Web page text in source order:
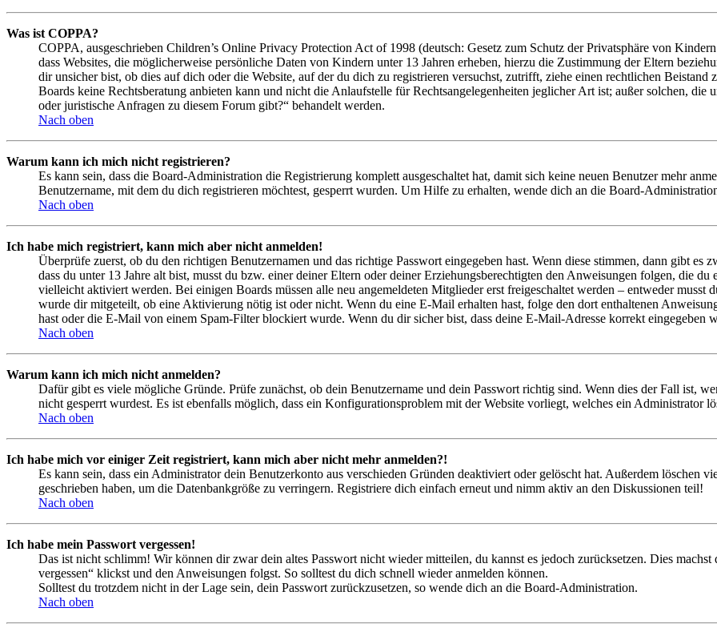
Was ist COPPA?
COPPA, ausgeschrieben Children’s Online Privacy Protection Act of 1998 (deutsch: Gesetz zum Schutz der Privatsphäre von
dass Websites, die möglicherweise persönliche Daten von Kindern unter 13 Jahren erheben, hierzu die Zustimmung der Eltern
dir unsicher bist, ob dies auf dich oder die Website, auf der du dich zu registrieren versuchst, zutrifft, ziehe einen rechtlichen
Boards keine Rechtsberatung anbieten kann und nicht die Anlaufstelle für Rechtsangelegenheiten jeglicher Art ist; außer solchen,
oder juristische Anfragen zu diesem Forum gibt?“ behandelt werden.
Nach oben
Warum kann ich mich nicht registrieren?
Es kann sein, dass die Board-Administration die Registrierung komplett ausgeschaltet hat, damit sich keine neuen Benutzer mehr
Benutzername, mit dem du dich registrieren möchtest, gesperrt wurden. Um Hilfe zu erhalten, wende dich an die Board-
Nach oben
Ich habe mich registriert, kann mich aber nicht anmelden!
Überprüfe zuerst, ob du den richtigen Benutzernamen und das richtige Passwort eingegeben hast. Wenn diese stimmen, dann gibt es
dass du unter 13 Jahre alt bist, musst du bzw. einer deiner Eltern oder deiner Erziehungsberechtigten den Anweisungen folgen, die
vielleicht aktiviert werden. Bei einigen Boards müssen alle neu angemeldeten Mitglieder erst freigeschaltet werden – entweder musst
wurde dir mitgeteilt, ob eine Aktivierung nötig ist oder nicht. Wenn du eine E-Mail erhalten hast, folge den dort enthaltenen
hast oder die E-Mail von einem Spam-Filter blockiert wurde. Wenn du dir sicher bist, dass deine E-Mail-Adresse korrekt eingegeben
Nach oben
Warum kann ich mich nicht anmelden?
Dafür gibt es viele mögliche Gründe. Prüfe zunächst, ob dein Benutzername und dein Passwort richtig sind. Wenn dies der Fall ist,
nicht gesperrt wurdest. Es ist ebenfalls möglich, dass ein Konfigurationsproblem mit der Website vorliegt, welches ein Administrator
Nach oben
Ich habe mich vor einiger Zeit registriert, kann mich aber nicht mehr anmelden?!
Es kann sein, dass ein Administrator dein Benutzerkonto aus verschieden Gründen deaktiviert oder gelöscht hat. Außerdem löschen
geschrieben haben, um die Datenbankgröße zu verringern. Registriere dich einfach erneut und nimm aktiv an den Diskussionen teil!
Nach oben
Ich habe mein Passwort vergessen!
Das ist nicht schlimm! Wir können dir zwar dein altes Passwort nicht wieder mitteilen, du kannst es jedoch zurücksetzen. Dies
vergessen“ klickst und den Anweisungen folgst. So solltest du dich schnell wieder anmelden können.
Solltest du trotzdem nicht in der Lage sein, dein Passwort zurückzusetzen, so wende dich an die Board-Administration.
Nach oben